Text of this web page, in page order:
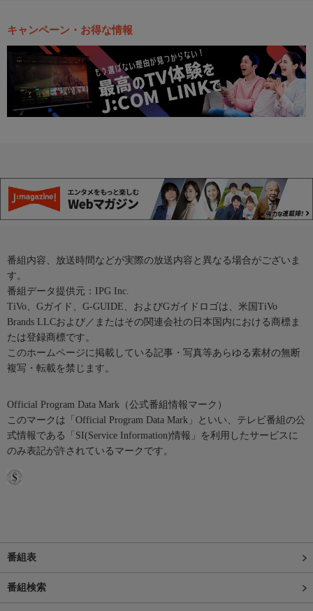
キャンペーン・お得な情報
番組内容、放送時間などが実際の放送内容と異なる場合がございま
す。
番組データ提供元：IPG Inc.
TiVo、Gガイド、G-GUIDE、およびGガイドロゴは、米国TiVo
Brands LLCおよび／またはその関連会社の日本国内における商標ま
たは登録商標です。
このホームページに掲載している記事・写真等あらゆる素材の無断
複写・転載を禁じます。
Official Program Data Mark（公式番組情報マーク）
このマークは「Official Program Data Mark」といい、テレビ番組の公
式情報である「SI(Service Information)情報」を利用したサービスに
のみ表記が許されているマークです。
番組表
番組検索